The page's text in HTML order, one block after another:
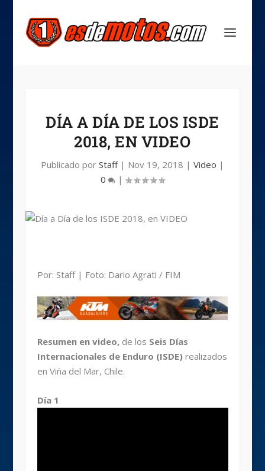
DÍA A DÍA DE LOS ISDE
2018, EN VIDEO
Publicado por Staff| Nov 19, 2018 | Video |
0
|
Por: Staff | Foto: Dario Agrati / FIM
Resumen en video,de los Seis Días
Internacionales de Enduro (ISDE)realizados
en Viña del Mar, Chile.
Día 1